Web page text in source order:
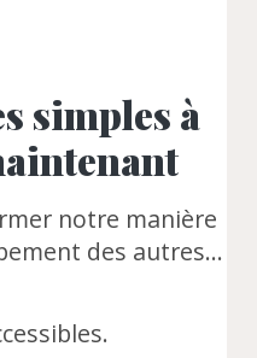
simples à
notre manière
des autres…